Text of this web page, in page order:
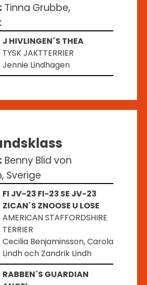
Tinna Grubbe,
J HIVLINGEN´S THEA
TYSK JAKTTERRIER
Jennie Lindhagen
Benny Blid von
Sverige
FI JV-23 FI-23 SE JV-23
ZICAN´S ZNOOSE U LOSE
AMERICAN STAFFORDSHIRE
TERRIER
Cecilia Benjaminsson, Carola
Lindh och Zandrik Lindh
RABBEN´S GUARDIAN